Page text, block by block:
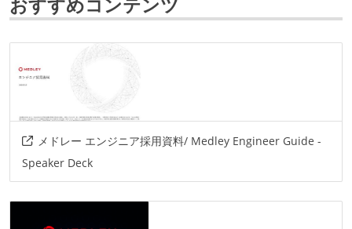
ruby-on-rails
next.js
データベース
postgresql
redis
ソースコード管理
プロジェクト管理
情報共有ツール
メドレー エンジニア採用資料/ Medley Engineer Guide -
Speaker Deck